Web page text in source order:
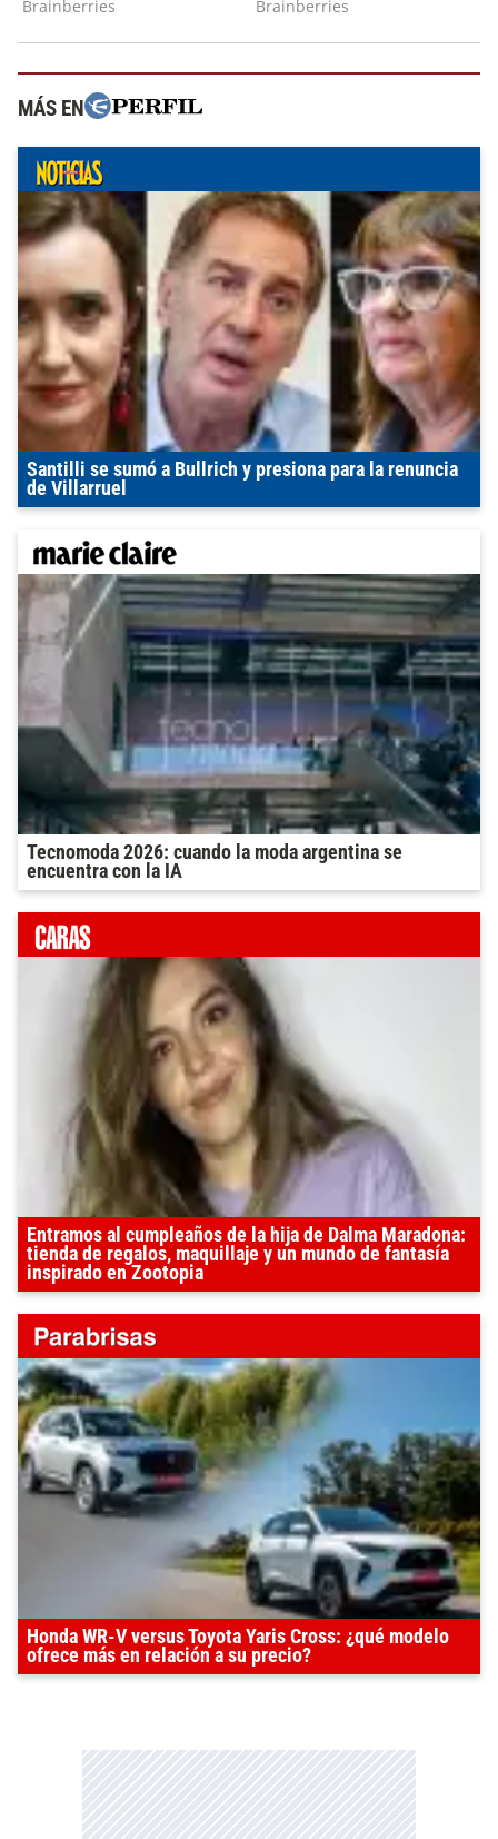
MÁS EN
Santilli se sumó a Bullrich y presiona para la renuncia
de Villarruel
Tecnomoda 2026: cuando la moda argentina se
encuentra con la IA
Entramos al cumpleaños de la hija de Dalma Maradona:
tienda de regalos, maquillaje y un mundo de fantasía
inspirado en Zootopia
Honda WR-V versus Toyota Yaris Cross: ¿qué modelo
ofrece más en relación a su precio?